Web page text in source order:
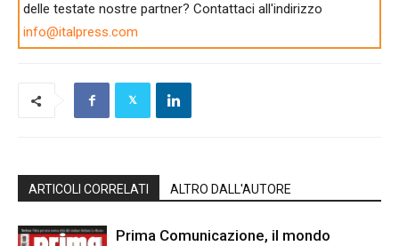
delle testate nostre partner? Contattaci all'indirizzo
info@italpress.com
ARTICOLI CORRELATI ALTRO DALL'AUTORE
Prima Comunicazione, il mondo